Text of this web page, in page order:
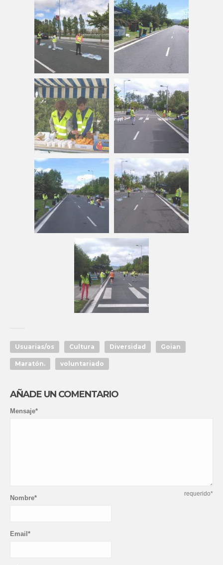
Usuarias/os Cultura Diversidad Goian
Maratón. voluntariado
AÑADE UN COMENTARIO
Mensaje*
requerido*
Nombre*
Email*